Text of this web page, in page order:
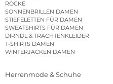
RÖCKE
SONNENBRILLEN DAMEN
STIEFELETTEN FÜR DAMEN
SWEATSHIRTS FÜR DAMEN
DIRNDL & TRACHTENKLEIDER
T-SHIRTS DAMEN
WINTERJACKEN DAMEN
Herrenmode & Schuhe